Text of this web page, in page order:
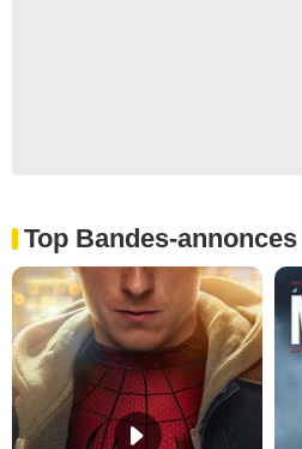
Top Bandes-annonces